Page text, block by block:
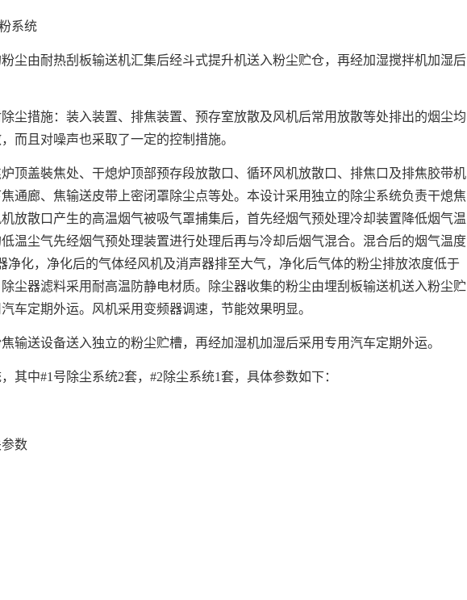
系统
尘由耐热刮板输送机汇集后经斗式提升机送入粉尘贮仓，再经加湿搅拌机加湿后
尘措施：装入装置、排焦装置、预存室放散及风机后常用放散等处排出的烟尘均
而且对噪声也采取了一定的控制措施。
顶盖裝焦处、干熄炉顶部预存段放散口、循环风机放散口、排焦口及排焦胶带机
通廊、焦输送皮带上密闭罩除尘点等处。本设计采用独立的除尘系统负责干熄焦
放散口产生的高温烟气被吸气罩捕集后，首先经烟气预处理冷却装置降低烟气温
温尘气先经烟气预处理装置进行处理后再与冷却后烟气混合。混合后的烟气温度
化，净化后的气体经风机及消声器排至大气，净化后气体的粉尘排放浓度低于
尘器滤料采用耐高温防静电材质。除尘器收集的粉尘由埋刮板输送机送入粉尘贮
车定期外运。风机采用变频器调速，节能效果明显。
输送设备送入独立的粉尘贮槽，再经加湿机加湿后采用专用汽车定期外运。
其中#1号除尘系统2套，#2除尘系统1套，具体参数如下：
数